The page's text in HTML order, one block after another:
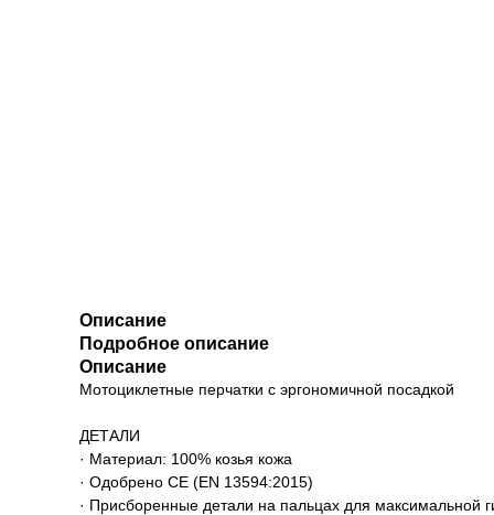
Описание
Подробное описание
Описание
Мотоциклетные перчатки с эргономичной посадкой
ДЕТАЛИ
· Материал: 100% козья кожа
· Одобрено CE (EN 13594:2015)
· Присборенные детали на пальцах для максимальной